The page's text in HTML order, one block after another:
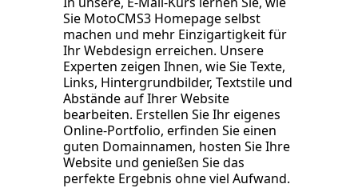
Sie MotoCMS3 Homepage selbst
machen und mehr Einzigartigkeit für
Ihr Webdesign erreichen. Unsere
Experten zeigen Ihnen, wie Sie Texte,
Links, Hintergrundbilder, Textstile und
Abstände auf Ihrer Website
bearbeiten. Erstellen Sie Ihr eigenes
Online-Portfolio, erfinden Sie einen
guten Domainnamen, hosten Sie Ihre
Website und genießen Sie das
perfekte Ergebnis ohne viel Aufwand.